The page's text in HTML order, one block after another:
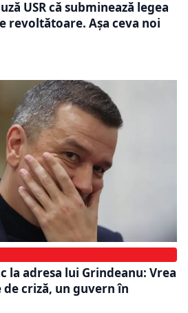
USR că subminează legea
revoltătoare. Aşa ceva noi
la adresa lui Grindeanu: Vrea
de criză, un guvern în